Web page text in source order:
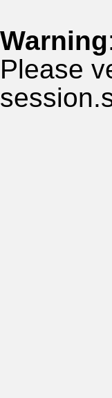
Warning
Please